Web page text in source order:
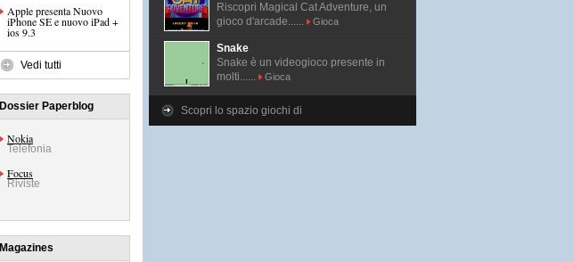
Apple presenta Nuovo
iPhone SE e nuovo iPad +
ios 9.3
Vedi tutti
Dossier Paperblog
Nokia
Telefonia
Focus
Riviste
Magazines
Riscopri Magical Cat Adventure, un
gioco d'arcade......
Gioca
Snake
Snake è un videogioco presente in
molti......
Gioca
Scopri lo spazio giochi di